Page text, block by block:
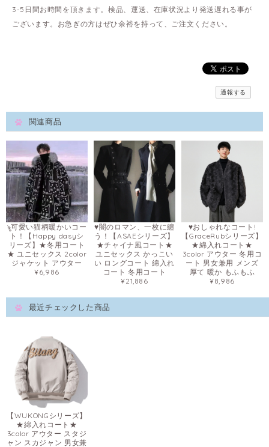
3-5日間お時間を頂きます。検品、運送、在庫状況より発送遅れる事が
ございます。お急ぎの方はぜひ余裕を持って、ご注文ください。
通報する
関連商品
ৡ可愛い猫柄暖かいコー
ト！【Happy dasyシ
リーズ】★冬用コート
★ ユニセックス 2color
ジャケット アウター
¥6,986
♥闇のロマン、一枚に纏
う！【ASAEシリーズ】
★チャイナ風コート★
ユニセックス かっこい
い ロングコート 綿入れ
コート 冬用コート
¥21,886
♥おしゃれなコート!
【GraceRubシリーズ】
★綿入れコート★
3color アウター 冬用コ
ート 男女兼用 メンズ
厚て 暖か もふもふ
¥8,986
最近チェックした商品
【WUKONGシリーズ】
★綿入れコート★
3color アウター スタジ
ャン スカジャン 男女兼